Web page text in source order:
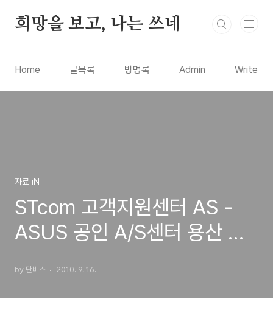
희망을 보고, 나는 쓰네
Home 글목록 방명록 Admin Write
자료 iN
STcom 고객지원센터 AS -
ASUS 공인 A/S센터 용산 방
by 단비스 2010. 9. 16.